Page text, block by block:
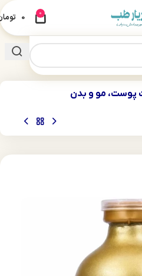
0
0
پوست، مو و بدن